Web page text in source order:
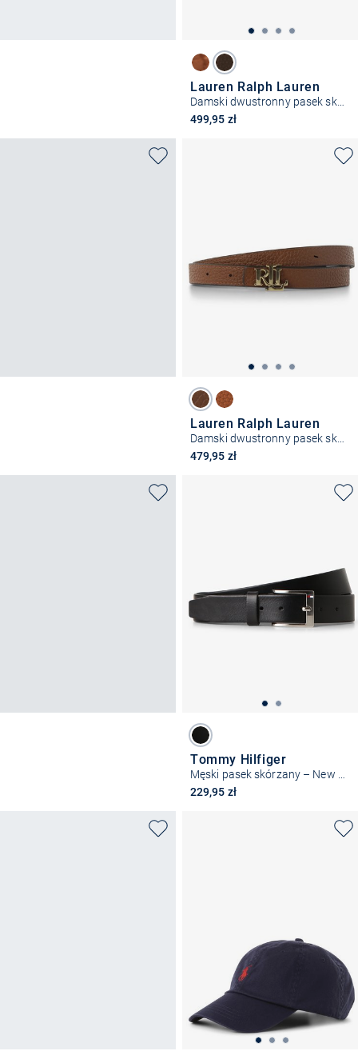
Lauren Ralph Lauren
Damski dwustronny pasek skórzany
499,95 zł
Lauren Ralph Lauren
Damski dwustronny pasek skórzany
479,95 zł
Tommy Hilfiger
Męski pasek skórzany – New Aly
229,95 zł